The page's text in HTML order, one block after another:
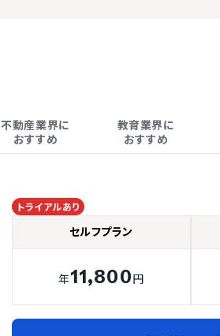
不動産業界に
おすすめ
教育業界に
おすすめ
トライアルあり
セルフプラン
年11,800円